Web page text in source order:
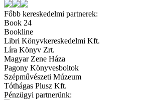
Főbb kereskedelmi partnerek:
Book 24
Bookline
Libri Könyvkereskedelmi Kft.
Líra Könyv Zrt.
Magyar Zene Háza
Pagony Könyvesboltok
Szépművészeti Múzeum
Tóthágas Plusz Kft.
Pénzügyi partnerünk: